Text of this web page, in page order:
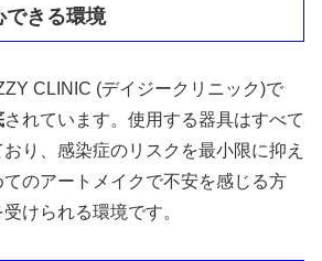
できる環境
CLINIC (デイジークリニック)で
されています。使用する器具はすべて
り、感染症のリスクを最小限に抑え
のアートメイクで不安を感じる方
けられる環境です。